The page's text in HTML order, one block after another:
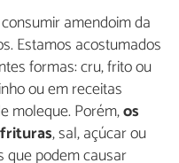
amendoim da
Estamos acostumados
formas: cru, frito ou
ou em receitas
moleque. Porém,os
, sal, açúcar ou
que podem causar